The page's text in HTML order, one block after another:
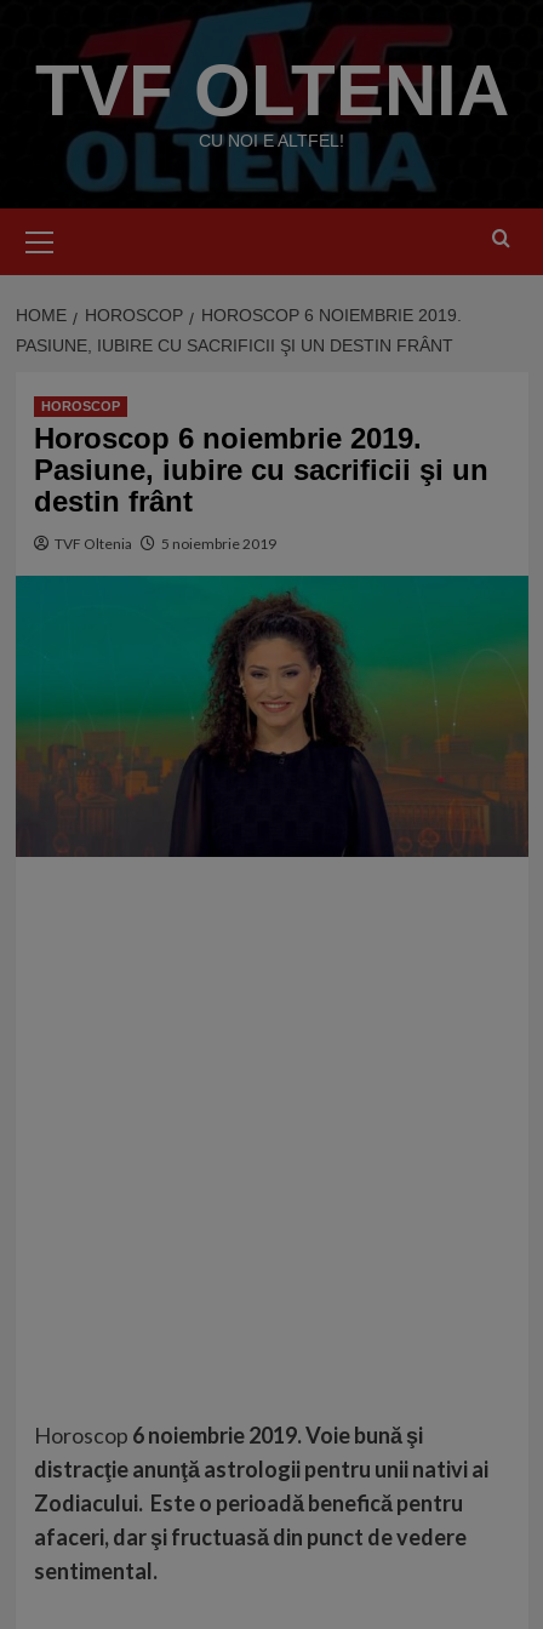
contentTVF OLTENIA
CU NOI E ALTFEL!
Menu
HOME HOROSCOP
HOROSCOP 6 NOIEMBRIE 2019.
PASIUNE, IUBIRE CU SACRIFICII ŞI UN DESTIN FRÂNT
HOROSCOP
Horoscop 6 noiembrie 2019.
Pasiune, iubire cu sacrificii şi un
destin frânt
TVF Oltenia 5 noiembrie 2019
Horoscop 6 noiembrie 2019. Voie bună şi
distracţie anunţă astrologii pentru unii nativi ai
Zodiacului. Este o perioadă benefică pentru
afaceri, dar şi fructuasă din punct de vedere
sentimental.